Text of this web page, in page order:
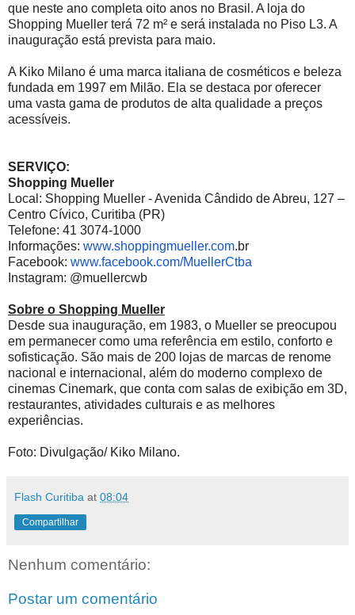
que neste ano completa oito anos no Brasil. A loja do
Shopping Mueller terá 72 m² e será instalada no Piso L3. A
inauguração está prevista para maio.
A Kiko Milano é uma marca italiana de cosméticos e beleza
fundada em 1997 em Milão. Ela se destaca por oferecer
uma vasta gama de produtos de alta qualidade a preços
acessíveis.
SERVIÇO:
Shopping Mueller
Local: Shopping Mueller - Avenida Cândido de Abreu, 127 –
Centro Cívico, Curitiba (PR)
Telefone: 41 3074-1000
Informações: www.shoppingmueller.com.br
Facebook: www.facebook.com/MuellerCtba
Instagram: @muellercwb
Sobre o Shopping Mueller
Desde sua inauguração, em 1983, o Mueller se preocupou
em permanecer como uma referência em estilo, conforto e
sofisticação. São mais de 200 lojas de marcas de renome
nacional e internacional, além do moderno complexo de
cinemas Cinemark, que conta com salas de exibição em 3D,
restaurantes, atividades culturais e as melhores
experiências.
Foto: Divulgação/ Kiko Milano.
Flash Curitiba at 08:04
Compartilhar
Nenhum comentário:
Postar um comentário